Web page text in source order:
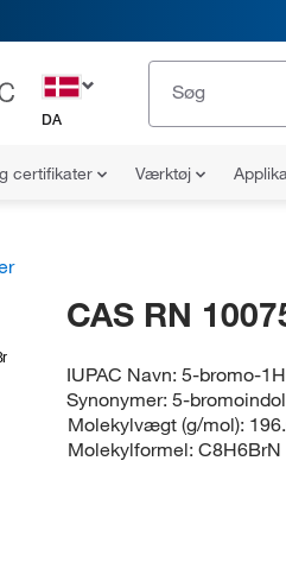
DA
certifikater Værktøj
CAS RN
IUPAC Navn:5-bromo-
Synonymer:5-
Molekylvægt (g/mol):
Molekylformel: C8H6BrN